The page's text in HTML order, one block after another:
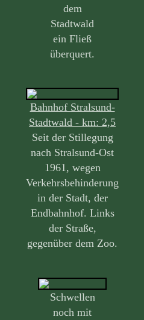
dem
Stadtwald
ein Fließ
überquert.
Bahnhof Stralsund-
Stadtwald - km: 2,5
Seit der Stillegung
nach Stralsund-Ost
1961, wegen
Verkehrsbehinderung
in der Stadt, der
Endbahnhof. Links
der Straße,
gegenüber dem Zoo.
Schwellen
noch mit